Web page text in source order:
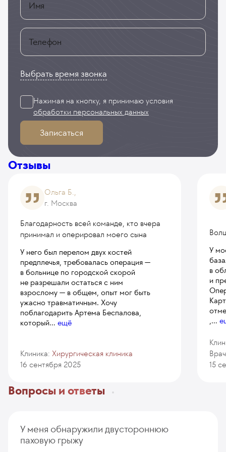
Имя
Телефон
Выбрать время звонка
Нажимая на кнопку, я принимаю условия
обработки персональных данных
Записаться
Отзывы
Ольга Б.,
г. Москва
Благодарность всей команде, кто вчера
принимал и оперировал моего сына
У него был перелом двух костей
предплечья, требовалась операция —
в больнице по городской скорой
не разрешали остаться с ним
взрослому — в общем, опыт мог быть
ужасно травматичным. Хочу
поблагодарить Артема Беспалова,
который... ещё
Клиника: Хирургическая клиника
16 сентября 2025
У
в
и
,...
15
Вопросы и ответы
У меня обнаружили двустороннюю
паховую грыжу